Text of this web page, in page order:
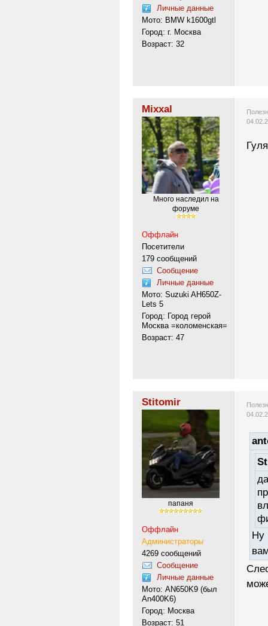
Личные данные
Мото: BMW k1600gtl
Город: г. Москва
Возраст: 32
Mixxal
Много наследил на
форуме
Оффлайн
Посетители
179 сообщений
Сообщение
Личные данные
Мото: Suzuki AH650Z-
Lets 5
Город: Город герой
Москва =коломенская=
Возраст: 47
Stitomir
папаня
Оффлайн
Администраторы
4269 сообщений
Сообщение
Личные данные
Мото: AN650K9 (был
An400K6)
Город: Москва
Возраст: 51
Ну